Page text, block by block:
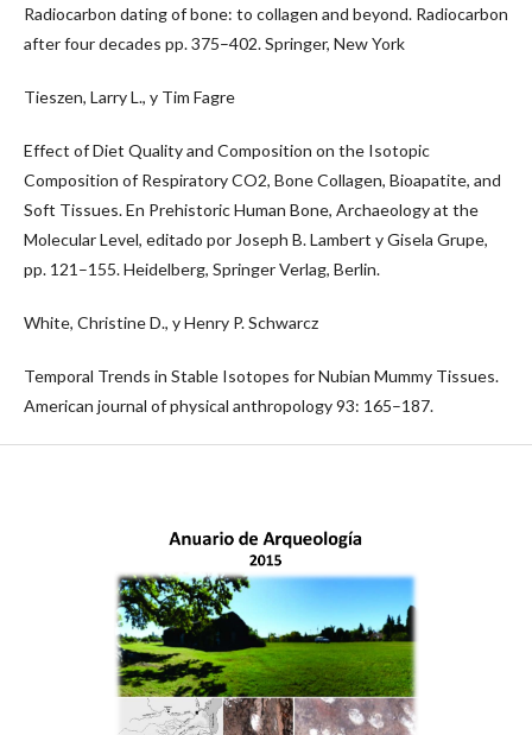
Radiocarbon dating of bone: to collagen and beyond. Radiocarbon
after four decades pp. 375–402. Springer, New York
Tieszen, Larry L., y Tim Fagre
Effect of Diet Quality and Composition on the Isotopic
Composition of Respiratory CO2, Bone Collagen, Bioapatite, and
Soft Tissues. En Prehistoric Human Bone, Archaeology at the
Molecular Level, editado por Joseph B. Lambert y Gisela Grupe,
pp. 121–155. Heidelberg, Springer Verlag, Berlin.
White, Christine D., y Henry P. Schwarcz
Temporal Trends in Stable Isotopes for Nubian Mummy Tissues.
American journal of physical anthropology 93: 165–187.